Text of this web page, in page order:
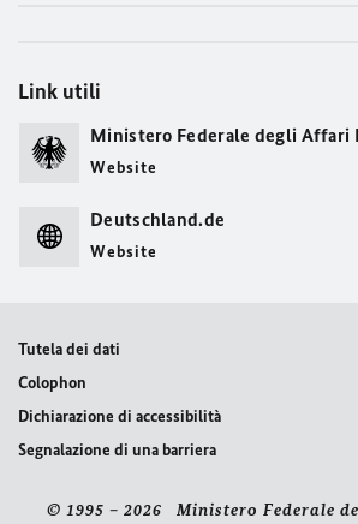
Link utili
Ministero Federale degli Affari
Website
Deutschland.de
Website
Tutela dei dati
Colophon
Dichiarazione di accessibilità
Segnalazione di una barriera
© 1995 – 2026 Ministero Federale